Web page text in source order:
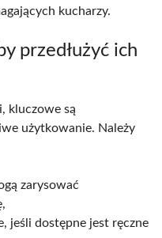
kucharzy.
przedłużyć ich
kluczowe są
użytkowanie. Należy
zarysować
jeśli dostępne jest ręczne